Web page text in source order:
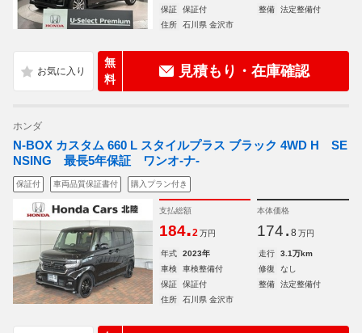
保証
保証付 整備
法定整備付
住所
石川県 金沢市
無
料
見積もり・在庫確認
ホンダ
N-BOX カスタム 660 L スタイルプラス ブラック 4WD H SE
NSING 最長5年保証 ワンオ-ナ-
保証付 車両品質保証書付 購入プラン付き
支払総額
184.2 万円
本体価格
174. 8 万円
年式 2023年 走行
3.1万km
車検
車検整備付 修復
なし
保証
保証付 整備
法定整備付
住所
石川県 金沢市